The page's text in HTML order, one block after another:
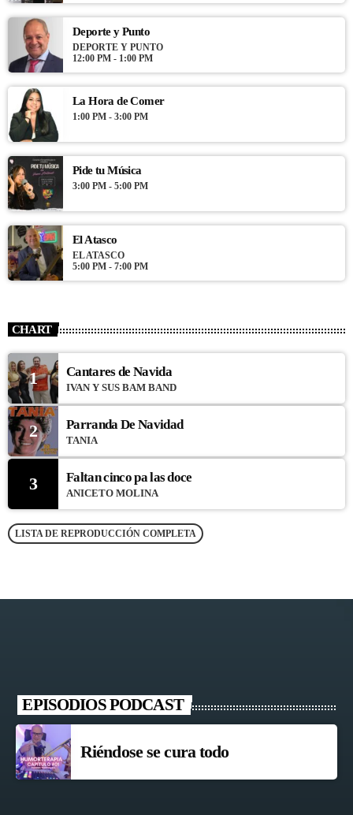
nulla, et tincidunt justo. Aliquam semper faucibus odio id varius.
Suspendisse varius laoreet sodales.
Deporte y Punto
DEPORTE Y PUNTO
12:00 PM - 1:00 PM
La Hora de Comer
1:00 PM - 3:00 PM
Pide tu Música
3:00 PM - 5:00 PM
El Atasco
EL ATASCO
5:00 PM - 7:00 PM
CHART
1 Cantares de Navida
IVAN Y SUS BAM BAND
2 Parranda De Navidad
TANIA
3 Faltan cinco pa las doce
ANICETO MOLINA
LISTA DE REPRODUCCIÓN COMPLETA
EPISODIOS PODCAST
Riéndose se cura todo